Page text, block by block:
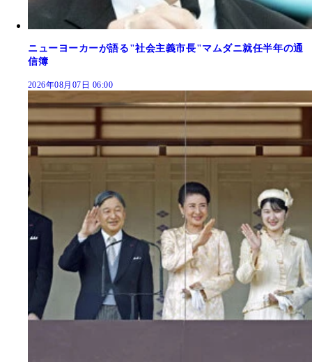
ニューヨーカーが語る"社会主義市長"マムダニ就任半年の通
信簿
2026年08月07日 06:00